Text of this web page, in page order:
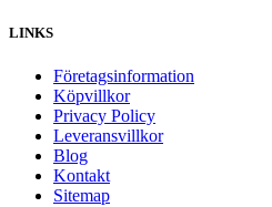
LINKS
Företagsinformation
Köpvillkor
Privacy Policy
Leveransvillkor
Blog
Kontakt
Sitemap